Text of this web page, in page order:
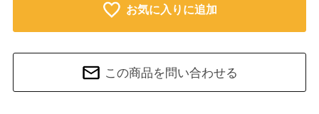
お気に入りに追加
この商品を問い合わせる